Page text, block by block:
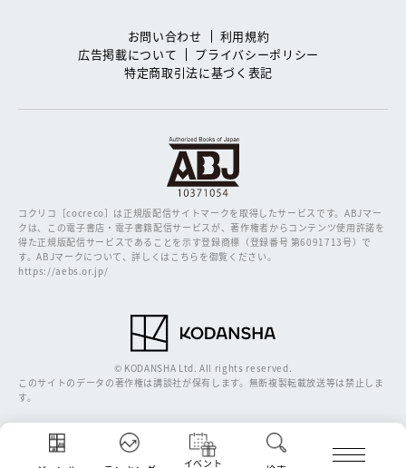
イベント
お問い合わせ
利用規約
広告掲載について
プライバシーポリシー
特定商取引法に基づく表記
コクリコ［cocreco］は正規版配信サイトマークを取得したサービスです。ABJマー
クは、この電子書店・電子書籍配信サービスが、著作権者からコンテンツ使用許諾を
得た正規版配信サービスであることを示す登録商標（登録番号 第6091713号）で
す。ABJマークについて、詳しくはこちらを御覧ください。
https://aebs.or.jp/
© KODANSHA Ltd. All rights reserved.
このサイトのデータの著作権は講談社が保有します。無断複製転載放送等は禁止しま
す。